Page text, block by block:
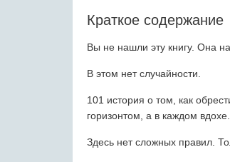
Краткое содержание
Вы не нашли эту книгу. Она
В этом нет случайности.
101 история о том, как
горизонтом, а в каждом вдохе.
Здесь нет сложных правил.